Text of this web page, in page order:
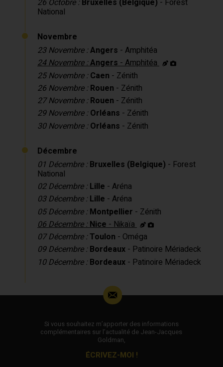
26 Octobre : Bruxelles (Belgique)
National
Novembre
23 Novembre :Angers - Amphitéa
24 Novembre :Angers- Amphitéa
25 Novembre : Caen - Zénith
26 Novembre : Rouen - Zénith
27 Novembre : Rouen - Zénith
29 Novembre : Orléans - Zénith
30 Novembre : Orléans - Zénith
Décembre
01 Décembre : Bruxelles (Belgique)
National
02 Décembre : Lille - Aréna
03 Décembre : Lille - Aréna
05 Décembre : Montpellier - Zénith
06 Décembre :Nice- Nikaïa
07 Décembre :Toulon - Oméga
09 Décembre : Bordeaux - Patinoire Mériadeck
10 Décembre : Bordeaux - Patinoire Mériadeck
Si vous souhaitez m’apporter des informations
complémentaires sur l’actualité de Jean-Jacques
Goldman,
ÉCRIVEZ-MOI !